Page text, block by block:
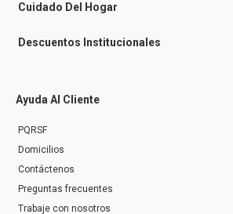
Cuidado Del Hogar
Descuentos Institucionales
Ayuda Al Cliente
PQRSF
Domicilios
Contáctenos
Preguntas frecuentes
Trabaje con nosotros